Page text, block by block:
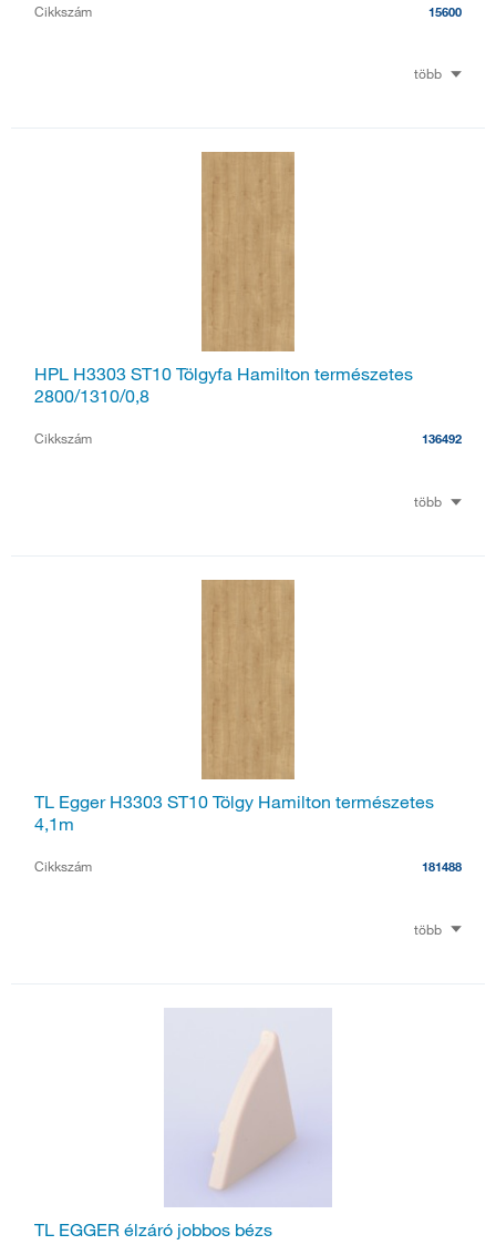
Cikkszám 15600
több
HPL H3303 ST10 Tölgyfa Hamilton természetes
2800/1310/0,8
Cikkszám 136492
több
TL Egger H3303 ST10 Tölgy Hamilton természetes
4,1m
Cikkszám 181488
több
TL EGGER élzáró jobbos bézs